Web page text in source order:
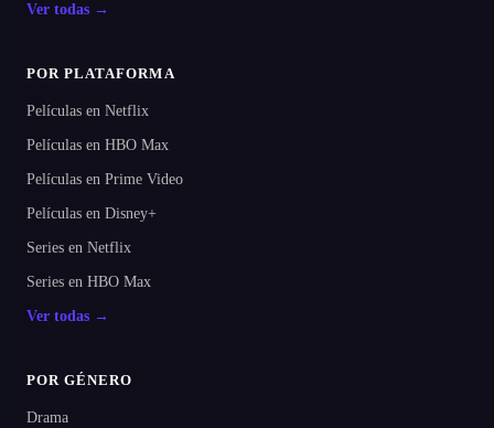
Ver todas →
POR PLATAFORMA
Películas en Netflix
Películas en HBO Max
Películas en Prime Video
Películas en Disney+
Series en Netflix
Series en HBO Max
Ver todas →
POR GÉNERO
Drama